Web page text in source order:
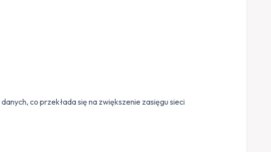
co przekłada się na zwiększenie zasięgu sieci